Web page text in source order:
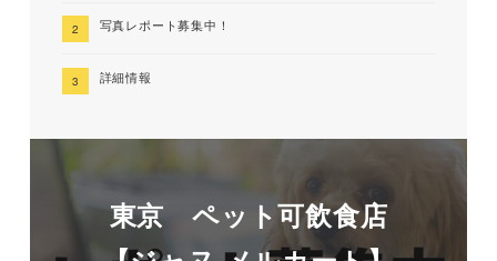
写真レポート募集中！
詳細情報
東京 ペット可飲食店